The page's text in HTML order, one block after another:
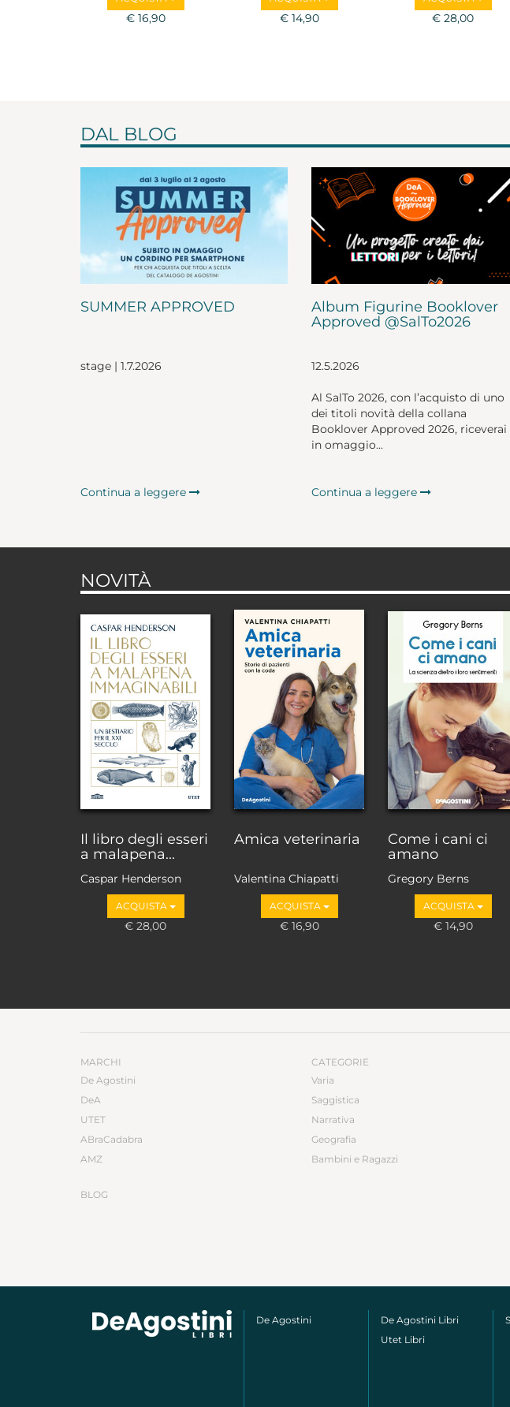
€ 16,90 € 14,90 € 28,00
DAL BLOG
SUMMER APPROVED
stage | 1.7.2026
Continua a leggere
Album Figurine Booklover
Approved @SalTo2026
12.5.2026
Al SalTo 2026, con l’acquisto di uno
dei titoli novità della collana
Booklover Approved 2026, riceverai
in omaggio...
Continua a leggere
NOVITÀ
Il libro degli esseri
a malapena...
Caspar Henderson
ACQUISTA
€ 28,00
Amica veterinaria
Valentina Chiapatti
ACQUISTA
€ 16,90
Come i cani ci
amano
Gregory Berns
ACQUISTA
€ 14,90
MARCHI
De Agostini
DeA
UTET
ABraCadabra
AMZ
BLOG
CATEGORIE
Varia
Saggistica
Narrativa
Geografia
Bambini e Ragazzi
De Agostini
De Agostini Libri
Utet Libri